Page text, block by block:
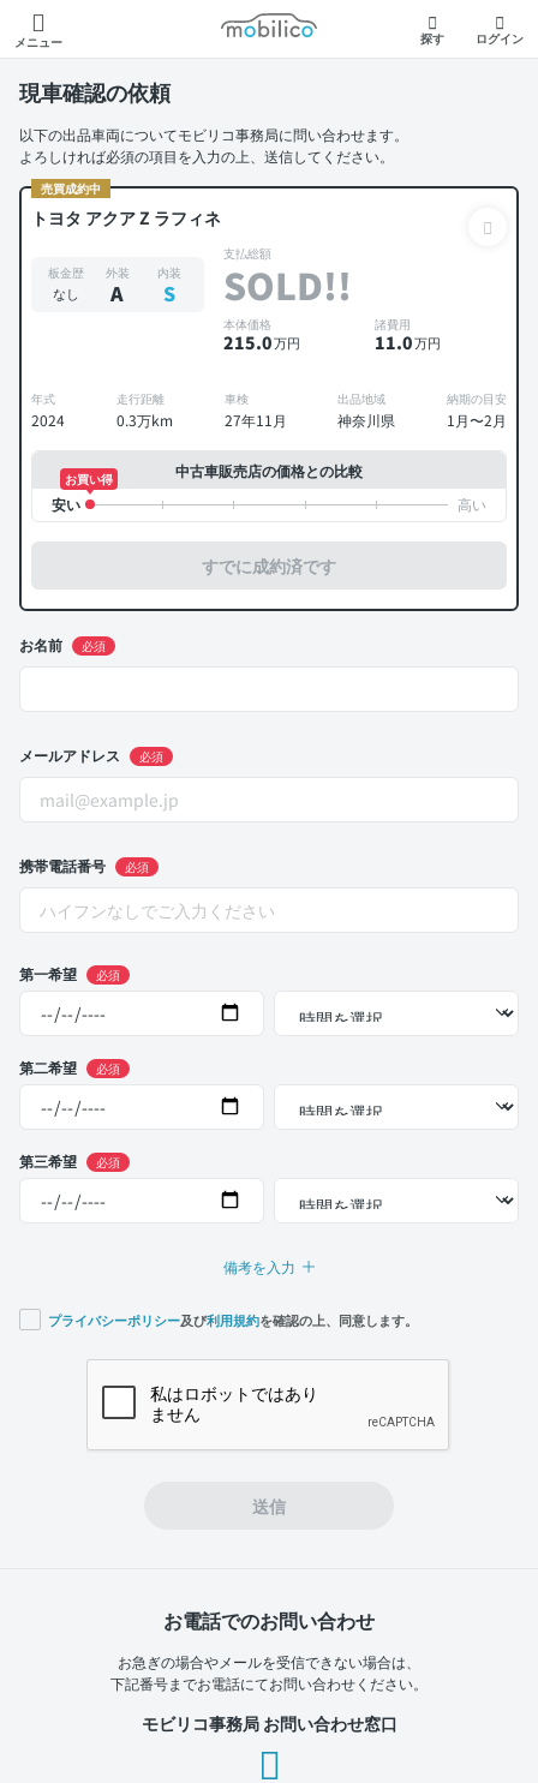
メニュー
モビリコ
探す ログイン
現車確認の依頼
以下の出品車両についてモビリコ事務局に問い合わせます。
よろしければ必須の項目を入力の上、送信してください。
売買成約中
トヨタ アクア Z ラフィネ
板金歴
なし
外装
A
内装
S
支払総額
SOLD!!
本体価格
215.0万円
諸費用
11.0万円
年式
2024
走行距離
0.3万km
車検
27年11月
出品地域
神奈川県
納期の目安
1月〜2月
中古車販売店の価格との比較
お買い得
すでに成約済です
お名前 必須
メールアドレス 必須
携帯電話番号 必須
第一希望 必須
第二希望 必須
第三希望 必須
備考を入力
プライバシーポリシー及び利用規約を確認の上、同意します。
送信
お電話でのお問い合わせ
お急ぎの場合やメールを受信できない場合は、
下記番号までお電話にてお問い合わせください。
モビリコ事務局 お問い合わせ窓口